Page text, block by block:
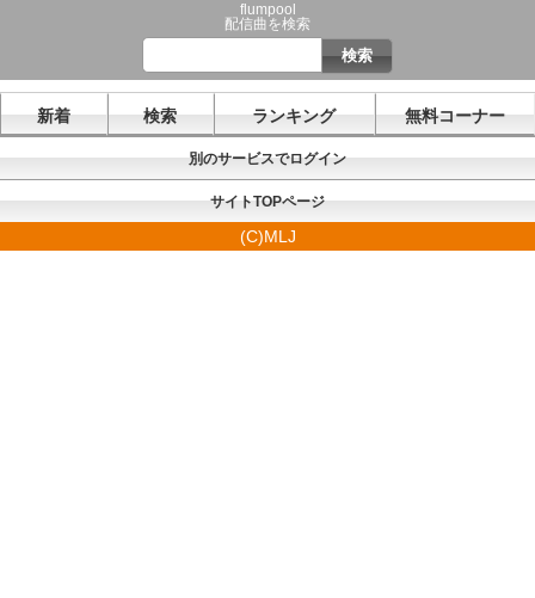
flumpool
配信曲を検索
新着 検索 ランキング 無料コーナー
別のサービスでログイン
サイトTOPページ
(C)MLJ